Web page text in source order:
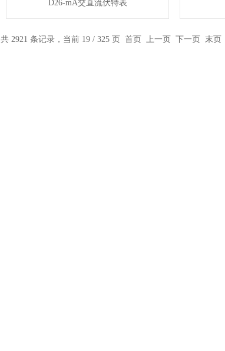
D26-mA交直流伏特表
共 2921 条记录，当前 19 / 325 页 首页 上一页 下一页 末页